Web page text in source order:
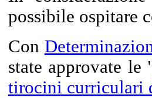
possibile ospitare
Con
state approvate le
tirocini curriculari